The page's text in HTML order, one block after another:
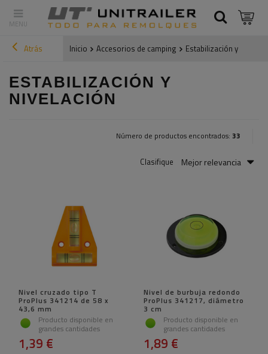
Atrás Inicio Accesorios de camping Estabilización y
ESTABILIZACIÓN Y
NIVELACIÓN
Número de productos encontrados: 33
Clasifique Mejor relevancia
Nivel cruzado tipo T
ProPlus 341214 de 58 x
43,6 mm
Producto disponible en
grandes cantidades
1,39 €
Nivel de burbuja redondo
ProPlus 341217, diámetro
3 cm
Producto disponible en
grandes cantidades
1,89 €